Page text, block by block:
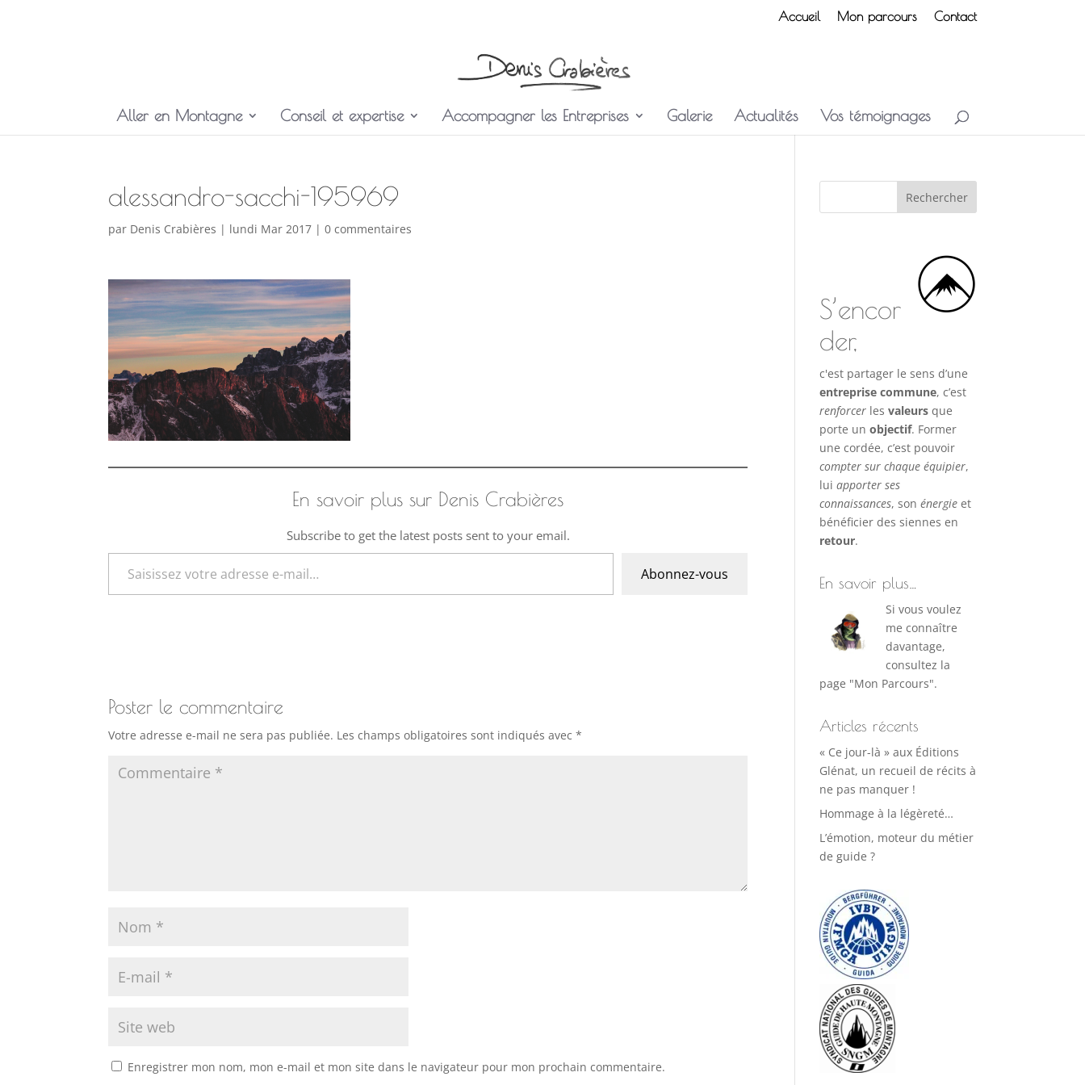
Accueil Mon parcours Contact
Aller en Montagne Conseil et expertise Accompagner les Entreprises Galerie Actualités Vos témoignages
alessandro-sacchi-195969
par Denis Crabières | lundi Mar 2017 |0 commentaires
En savoir plus sur Denis Crabières
Subscribe to get the latest posts sent to your email.
Saisissez votre adresse e-mail…
Abonnez-vous
Poster le commentaire
Votre adresse e-mail ne sera pas publiée. Les champs obligatoires sont indiqués avec*
Enregistrer mon nom, mon e-mail et mon site dans le navigateur pour mon prochain commentaire.
S’encor
der,
c'est partager le sens d’une
entreprise commune, c’est
renforcer lesvaleurs que
porte unobjectif. Former
une cordée, c’est pouvoir
compter sur chaque équipier,
luiapporter ses
connaissances, sonénergie et
bénéficier des siennes en
retour.
En savoir plus…
Si vous voulez
me connaître
davantage,
consultez la
page "Mon Parcours".
Articles récents
« Ce jour-là » aux Éditions
Glénat, un recueil de récits à
ne pas manquer !
Hommage à la légèreté…
L’émotion, moteur du métier
de guide ?